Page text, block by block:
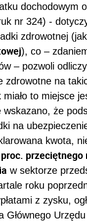
dochodowym
nr 324) -
zdrowotnej
), co –
– pozwoli
zdrowotne na
to miejsce
wskazano, że
na
kwota,
przeciętnego
w sektorze
roku
z zysku,
Głównego Urzędu